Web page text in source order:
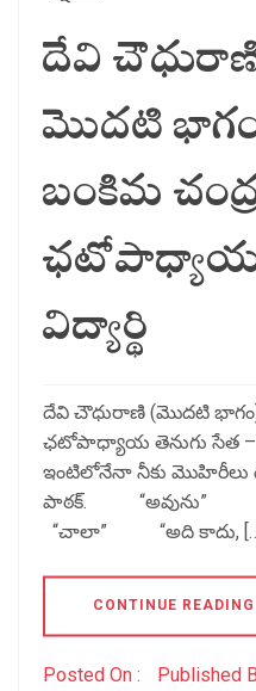
దేవి
మొదటి
బంకిమ
ఛటోపాధ్యాయ,
విద్యార్థి
దేవి చౌధురాణి (మొదటి భాగం)
ఛటోపాధ్యాయ తెనుగు సేత
ఇంటిలోనేనా నీకు మొహిరీలు
పాఠక్. “అవును”
“చాలా” “అది కాదు,
CONTINUE READING
Posted On : Published